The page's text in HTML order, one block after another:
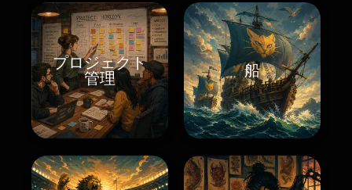
プロジェクト
管理
船